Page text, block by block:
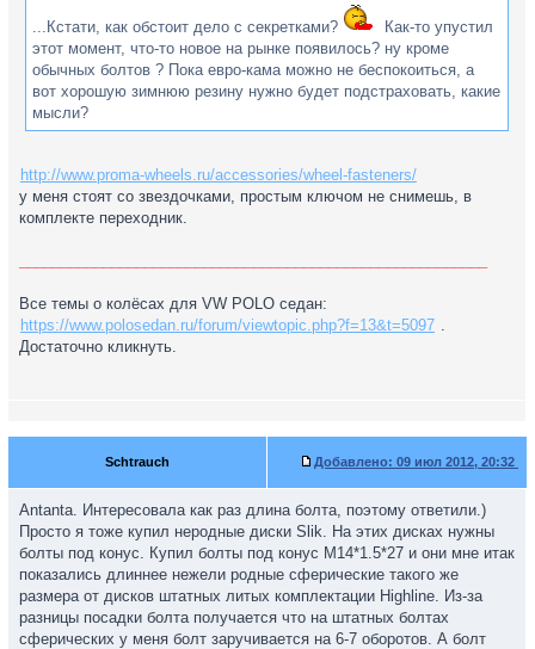
...Кстати, как обстоит дело с секретками?
Как-то упустил
этот момент, что-то новое на рынке появилось? ну кроме
обычных болтов ? Пока евро-кама можно не беспокоиться, а
вот хорошую зимнюю резину нужно будет подстраховать, какие
мысли?
http://www.proma-wheels.ru/accessories/wheel-fasteners/
у меня стоят со звездочками, простым ключом не снимешь, в
комплекте переходник.
Все темы о колёсах для VW POLO седан:
https://www.polosedan.ru/forum/viewtopic.php?f=13&t=5097 .
Достаточно кликнуть.
Schtrauch Добавлено: 09 июл 2012, 20:32
Antanta. Интересовала как раз длина болта, поэтому ответили.)
Просто я тоже купил неродные диски Slik. На этих дисках нужны
болты под конус. Купил болты под конус M14*1.5*27 и они мне итак
показались длиннее нежели родные сферические такого же
размера от дисков штатных литых комплектации Highline. Из-за
разницы посадки болта получается что на штатных болтах
сферических у меня болт заручивается на 6-7 оборотов. А болт